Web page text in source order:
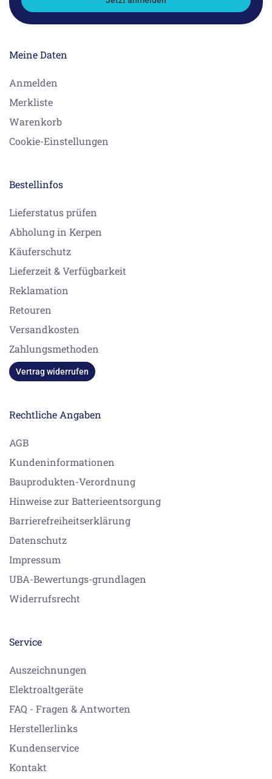
Meine Daten
Anmelden
Merkliste
Warenkorb
Cookie-Einstellungen
Bestellinfos
Lieferstatus prüfen
Abholung in Kerpen
Käuferschutz
Lieferzeit & Verfügbarkeit
Reklamation
Retouren
Versandkosten
Zahlungsmethoden
Vertrag widerrufen
Rechtliche Angaben
AGB
Kundeninformationen
Bauprodukten-Verordnung
Hinweise zur Batterieentsorgung
Barrierefreiheitserklärung
Datenschutz
Impressum
UBA-Bewertungs-grundlagen
Widerrufsrecht
Service
Auszeichnungen
Elektroaltgeräte
FAQ - Fragen & Antworten
Herstellerlinks
Kundenservice
Kontakt